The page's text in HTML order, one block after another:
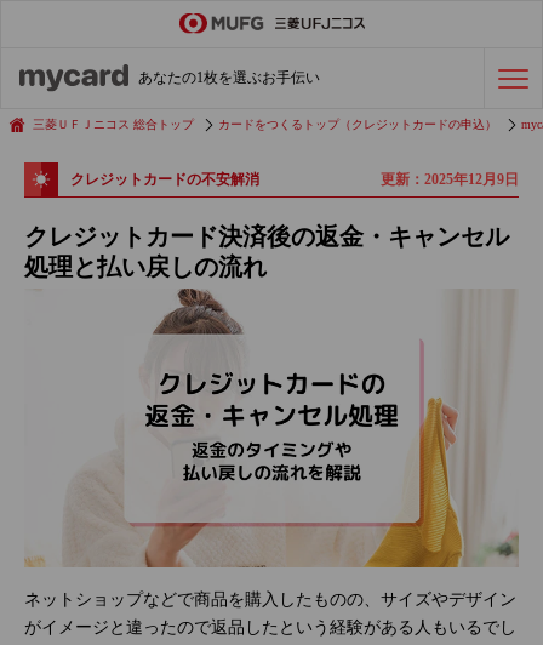
あなたの1枚を選ぶお手伝い
会社経費の支払い 効率化術
三菱ＵＦＪニコス 総合トップ カードをつくるトップ（クレジットカードの申込）
クレジットカードの不安解消 更新：2025年12月9日
クレジットカード決済後の返金・キャンセル
処理と払い戻しの流れ
ネットショップなどで商品を購入したものの、サイズやデザイン
がイメージと違ったので返品したという経験がある人もいるでし